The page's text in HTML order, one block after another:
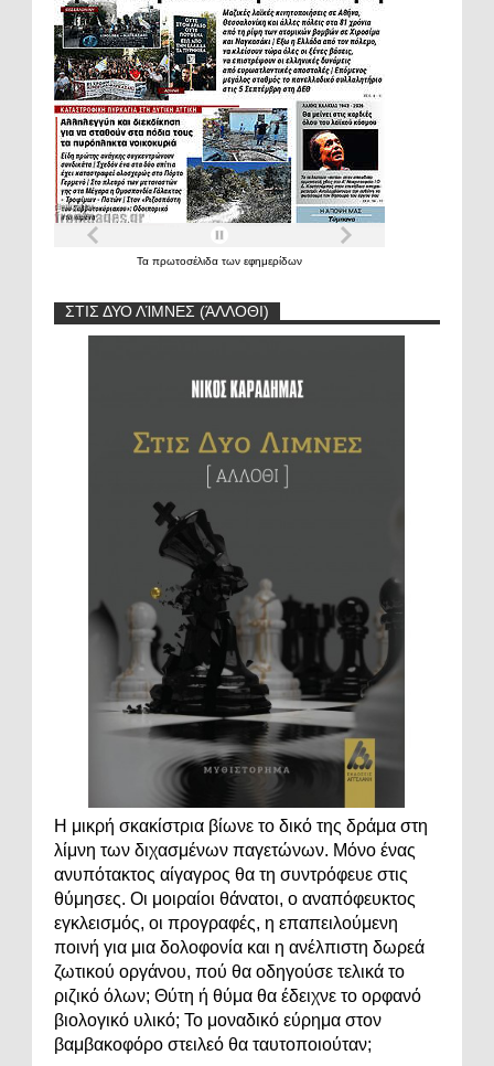
Τα πρωτοσέλιδα των εφημερίδων
ΣΤΙΣ ΔΥΟ ΛΊΜΝΕΣ (ΆΛΛΟΘΙ)
Η μικρή σκακίστρια βίωνε το δικό της δράμα στη
λίμνη των διχασμένων παγετώνων. Μόνο ένας
ανυπότακτος αίγαγρος θα τη συντρόφευε στις
θύμησες. Οι μοιραίοι θάνατοι, ο αναπόφευκτος
εγκλεισμός, οι προγραφές, η επαπειλούμενη
ποινή για μια δολοφονία και η ανέλπιστη δωρεά
ζωτικού οργάνου, πού θα οδηγούσε τελικά το
ριζικό όλων; Θύτη ή θύμα θα έδειχνε το ορφανό
βιολογικό υλικό; Το μοναδικό εύρημα στον
βαμβακοφόρο στειλεό θα ταυτοποιούταν;